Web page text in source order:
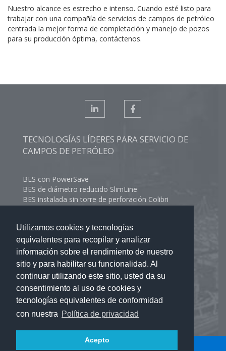
Utilizamos cookies y tecnologías
equivalentes para recopilar y analizar
información sobre el rendimiento de nuestro
sitio y para habilitar su funcionalidad. Al
continuar utilizando este sitio, usted da su
consentimiento al uso de cookies y
tecnologías equivalentes de conformidad
con nuestra Política de privacidad
Acepto
Nuestro alcance es estrecho e intenso. Cuando esté listo para
trabajar con una compañía de servicios de campos de petróleo
centrada la mejor forma de completación y manejo de pozos
para su producción óptima, contáctenos.
TECNOLOGÍAS LÍDERES PARA SERVICIO DE
CAMPOS DE PETRÓLEO
BES con PowerSave
BES de diámetro reducido SlimLine
BES instalada sin torre de perforación Colibri
Manejo de gas
Producción de petróleo pesado
SBH y bombas industriales
Bomba geotérmica Geyser
CONTACTOS